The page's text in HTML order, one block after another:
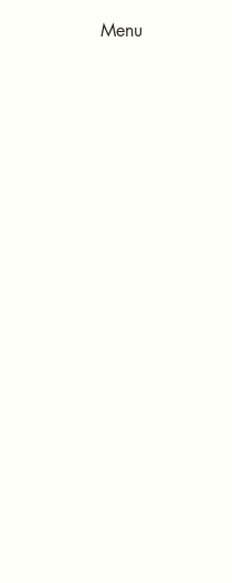
Menu